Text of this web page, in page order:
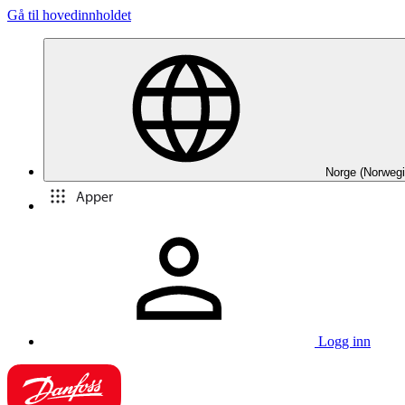
Gå til hovedinnholdet
Norge
Apper
Logg inn